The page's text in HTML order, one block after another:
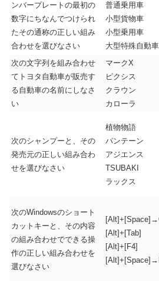
ンバープレートの最初の
数字にちなんでつけられ
たその通称の正しい組み
合わせを選びなさい
普通乗用車
小型貨物車
小型乗用車
大型特殊自動車
次の文字列を組み合わせ
てトヨタ自動車が販売す
る自動車の名前にしなさ
い
マークX
ピクシス
クラウン
カローラ
次のシャンプーと、その
発売元の正しい組み合わ
せを選びなさい
植物物語
パンテーン
アジエンス
TSUBAKI
ラックス
次のWindowsのショート
カットキーと、その内容
の組み合わせでできる操
作の正しい組み合わせを
選びなさい
[Alt]+[Tab]
[Alt]+[F4]